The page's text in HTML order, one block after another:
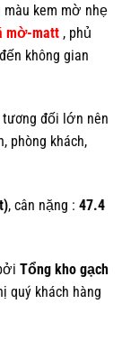
kem mờ nhẹ
mờ-matt , phủ
không gian
đối lớn nên
phòng khách,
, cân nặng : 47.4
Tổng kho gạch
quý khách hàng